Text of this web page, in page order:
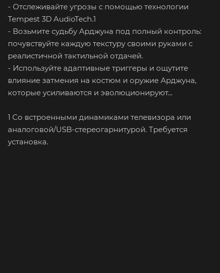
- Отслеживайте угрозы с помощью технологии
Tempest 3D AudioTech.1
- Возьмите судьбу Арджуна под полный контроль:
почувствуйте каждую текстуру своими руками с
реалистичной тактильной отдачей.
- Используйте адаптивные триггеры и ощутите
влияние затмения на костюм и оружие Арджуна,
которые усиливаются и эволюционируют...
1 Со встроенными динамиками телевизора или
аналоговой/USB-стереогарнитурой. Требуется
установка.